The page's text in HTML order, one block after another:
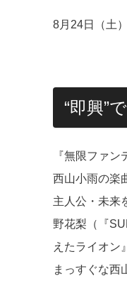
8月24日（土
“即興”
『無限ファ
西山小雨の楽
主人公・未来
野花梨（『
えたライオン
まっすぐな西